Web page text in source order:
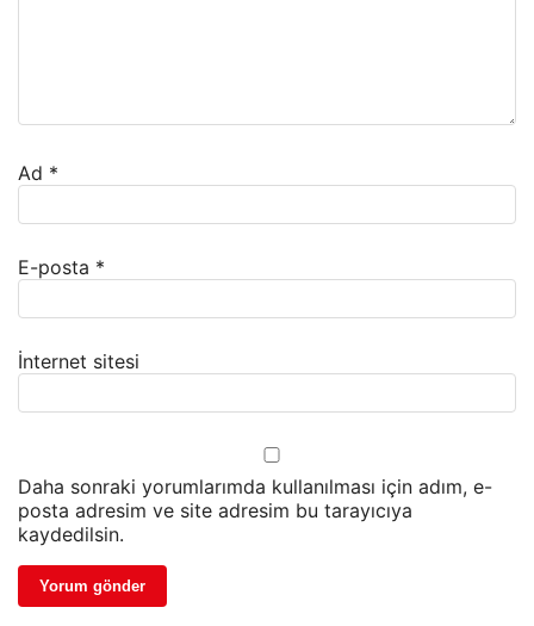
Ad *
E-posta *
İnternet sitesi
Daha sonraki yorumlarımda kullanılması için adım, e-
posta adresim ve site adresim bu tarayıcıya
kaydedilsin.